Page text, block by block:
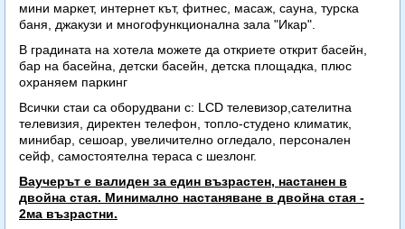
мини маркет, интернет кът, фитнес, масаж, сауна, турска
баня, джакузи и многофункционална зала "Икар".
В градината на хотела можете да откриете открит басейн,
бар на басейна, детски басейн, детска площадка, плюс
охраняем паркинг
Всички стаи са оборудвани с: LCD телевизор,сателитна
телевизия, директен телефон, топло-студено климатик,
минибар, сешоар, увеличително огледало, персонален
сейф, самостоятелна тераса с шезлонг.
Ваучерът е валиден за един възрастен, настанен в
двойна стая. Минимално настаняване в двойна стая -
2ма възрастни.